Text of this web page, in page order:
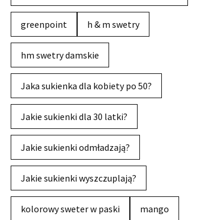
greenpoint h & m swetry
hm swetry damskie
Jaka sukienka dla kobiety po 50?
Jakie sukienki dla 30 latki?
Jakie sukienki odmładzają?
Jakie sukienki wyszczuplają?
kolorowy sweter w paski mango